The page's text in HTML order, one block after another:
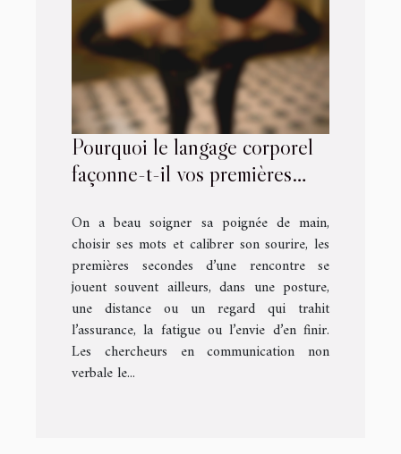
Pourquoi le langage corporel
façonne-t-il vos premières
On a beau soigner sa poignée de main,
choisir ses mots et calibrer son sourire, les
premières secondes d’une rencontre se
jouent souvent ailleurs, dans une posture,
une distance ou un regard qui trahit
l’assurance, la fatigue ou l’envie d’en finir.
Les chercheurs en communication non
verbale le...